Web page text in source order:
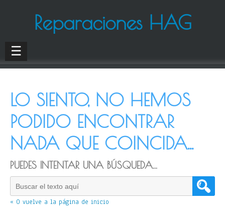
Reparaciones HAG
☰
LO SIENTO, NO HEMOS
PODIDO ENCONTRAR
NADA QUE COINCIDA...
PUEDES INTENTAR UNA BÚSQUEDA...
« O vuelve a la página de inicio